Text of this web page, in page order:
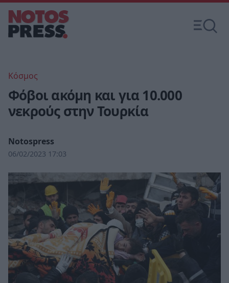
Κόσμος
Φόβοι ακόμη και για 10.000
νεκρούς στην Τουρκία
Notospress
06/02/2023 17:03